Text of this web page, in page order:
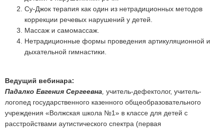
Су-Джок терапия как один из нетрадиционных методов
коррекции речевых нарушений у детей.
Массаж и самомассаж.
Нетрадиционные формы проведения артикуляционной и
дыхательной гимнастики.
Ведущий вебинара:
Падалко Евгения Сергеевна учитель-дефектолог, учитель-
логопед государственного казенного общеобразовательного
учреждения «Волжская школа №1» в классе для детей с
расстройствами аутистического спектра (первая